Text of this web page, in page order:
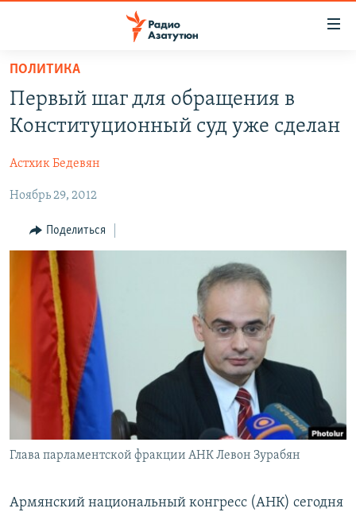
Перейти
основному
содержанию
навигации
Перейти
поиску
НОВОСТИ
ОБЩЕСТВО
ЭКОНОМИКА
РЕГИОН
НАГОРНЫЙ КАРАБАХ
КУЛЬТУРА
СПОРТ
АРХИВ
Հայերեն
English
Русский
ПОЛИТИКА
Первый шаг для обращения в
Конституционный суд уже сделан
Астхик Бедевян
Ноябрь 29, 2012
Поделиться
Глава парламентской фракции АНК Левон Зурабян
Армянский национальный конгресс (АНК) сегодня